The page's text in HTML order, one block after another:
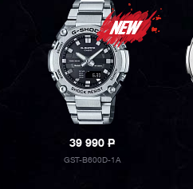
39 990P
GST-B600D-1A